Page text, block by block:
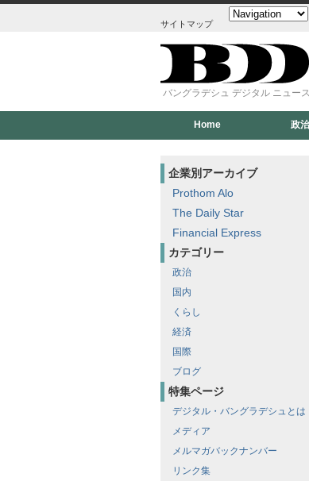
サイトマップ
バングラデシュ デジタル ニュース
Home 政
企業別アーカイブ
Prothom Alo
The Daily Star
Financial Express
カテゴリー
政治
国内
くらし
経済
国際
ブログ
特集ページ
デジタル・バングラデシュとは
メディア
メルマガバックナンバー
リンク集